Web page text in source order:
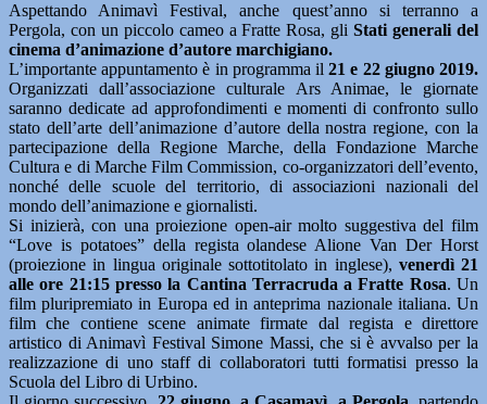
Aspettando Animavì Festival, anche quest’anno si terranno a
Pergola, con un piccolo cameo a Fratte Rosa, gliStati generali del
cinema d’animazione d’autore marchigiano.
L’importante appuntamento è in programma il 21 e 22 giugno 2019.
Organizzati dall’associazione culturale Ars Animae, le giornate
saranno dedicate ad approfondimenti e momenti di confronto sullo
stato dell’arte dell’animazione d’autore della nostra regione, con la
partecipazione della Regione Marche, della Fondazione Marche
Cultura e di Marche Film Commission, co-organizzatori dell’evento,
nonché delle scuole del territorio, di associazioni nazionali del
mondo dell’animazione e giornalisti.
Si inizierà, con una proiezione open-air molto suggestiva del film
“Love is potatoes” della regista olandese Alione Van Der Horst
(proiezione in lingua originale sottotitolato in inglese), venerdì 21
alle ore 21:15 presso la Cantina Terracruda a Fratte Rosa. Un
film pluripremiato in Europa ed in anteprima nazionale italiana. Un
film che contiene scene animate firmate dal regista e direttore
artistico di Animavì Festival Simone Massi, che si è avvalso per la
realizzazione di uno staff di collaboratori tutti formatisi presso la
Scuola del Libro di Urbino.